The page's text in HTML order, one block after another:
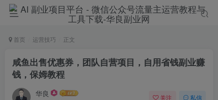
首页 运营技巧 正文
咸鱼出售优惠券，团队自营项目，自用省钱副业赚
钱，保姆教程
华良 关注 私信